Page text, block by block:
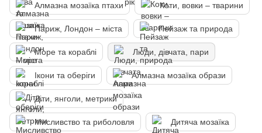
Алмазна мозаїка птахи Коти, вовки – тварини
Париж, Лондон – міста Пейзаж та природа
Море та кораблі Люди, дівчата, пари
Ікони та оберіги Алмазна мозаїка образи
Діти, янголи, метрики
Мисливство та риболовля Дитяча мозаїка